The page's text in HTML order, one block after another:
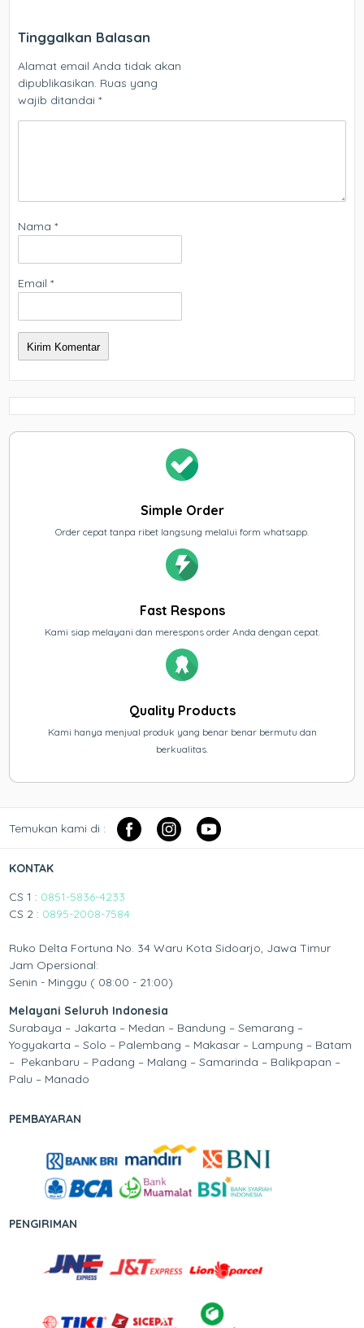
Tinggalkan Balasan
Alamat email Anda tidak akan
dipublikasikan. Ruas yang
wajib ditandai*
Nama*
Email*
Simple Order
Order cepat tanpa ribet langsung melalui form whatsapp.
Fast Respons
Kami siap melayani dan merespons order Anda dengan cepat.
Quality Products
Kami hanya menjual produk yang benar benar bermutu dan
berkualitas.
Temukan kami di :
KONTAK
CS 1 : 0851-5836-4233
CS 2 : 0895-2008-7584
Ruko Delta Fortuna No. 34 Waru Kota Sidoarjo, Jawa Timur
Jam Opersional:
Senin - Minggu ( 08:00 - 21:00)
Melayani Seluruh Indonesia
Surabaya – Jakarta – Medan – Bandung – Semarang –
Yogyakarta – Solo – Palembang – Makasar – Lampung – Batam
– Pekanbaru – Padang – Malang – Samarinda – Balikpapan –
Palu – Manado
PEMBAYARAN
PENGIRIMAN